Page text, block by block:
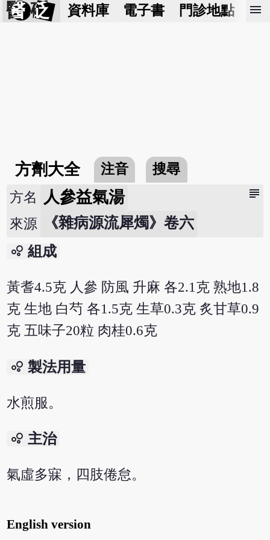
醫 砭 資料庫 電子書 門診地點 預
menu
方劑大全 注音 搜尋
subject
方名 人參益氣湯
來源 《雜病源流犀燭》卷六
bubble_chart 組成
黃耆4.5克 人參 防風 升麻 各2.1克 熟地1.8
克 生地 白芍 各1.5克 生草0.3克 炙甘草0.9
克 五味子20粒 肉桂0.6克
bubble_chart 製法用量
水煎服。
bubble_chart 主治
氣虛多寐，四肢倦怠。
English version